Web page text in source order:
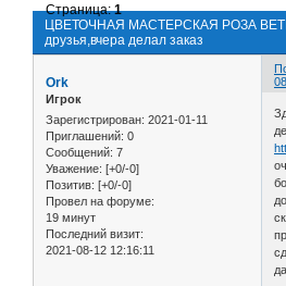
ЦВЕТОЧНАЯ МАСТЕРСКАЯ РОЗА
друзья,вчера делал заказ
Страница:1
Ork
Игрок
Зарегистрирован: 2021-01-11
Приглашений: 0
Сообщений: 7
Уважение: [+0/-0]
Позитив: [+0/-0]
Провел на форуме:
19 минут
Последний визит:
2021-08-12 12:16:11